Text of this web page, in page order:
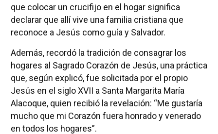
que colocar un crucifijo en el hogar significa
declarar que allí vive una familia cristiana que
reconoce a Jesús como guía y Salvador.
Además, recordó la tradición de consagrar los
hogares al Sagrado Corazón de Jesús, una práctica
que, según explicó, fue solicitada por el propio
Jesús en el siglo XVII a Santa Margarita María
Alacoque, quien recibió la revelación: “Me gustaría
mucho que mi Corazón fuera honrado y venerado
en todos los hogares”.